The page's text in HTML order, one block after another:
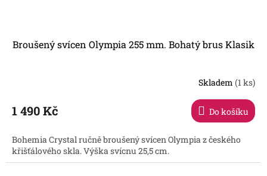
Broušený svícen Olympia 255 mm. Bohatý brus Klasik
Skladem (1 ks)
1 490 Kč Do košíku
Bohemia Crystal ručně broušený svícen Olympia z českého
křišťálového skla. Výška svícnu 25,5 cm.